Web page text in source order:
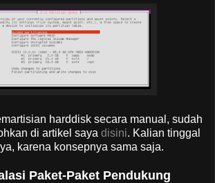
harddisk secara manual, sudah
di artikel saya disini. Kalian tinggal
karena konsepnya sama saja.
Paket-Paket Pendukung